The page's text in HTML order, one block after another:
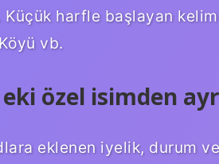
Küçük harfle başlayan
vb.
özel isimden
eklenen iyelik, durum